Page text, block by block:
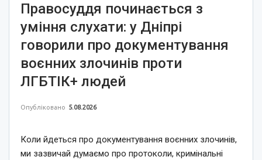
Правосуддя починається з
уміння слухати: у Дніпрі
говорили про документування
воєнних злочинів проти
ЛГБТІК+ людей
Опубліковано 5.08.2026
Коли йдеться про документування воєнних злочинів,
ми зазвичай думаємо про протоколи, кримінальні